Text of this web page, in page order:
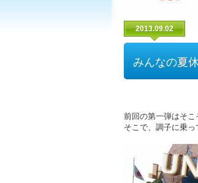
2013.09.02
みんなの夏
前回の第一弾はそこ
そこで、調子に乗